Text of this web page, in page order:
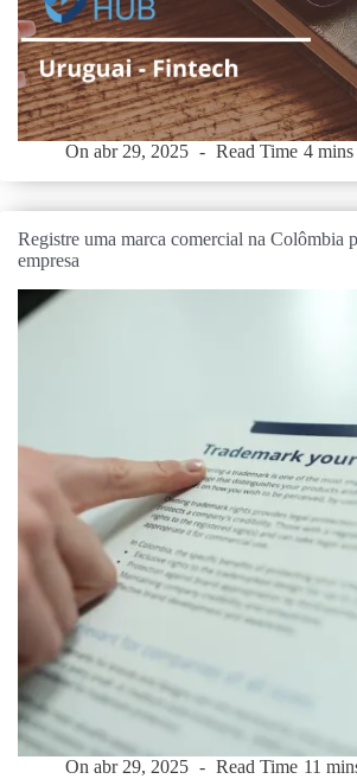
On abr 29, 2025 Read Time 4 mins
Registre uma marca comercial na Colômbia
empresa
On abr 29, 2025 Read Time 11